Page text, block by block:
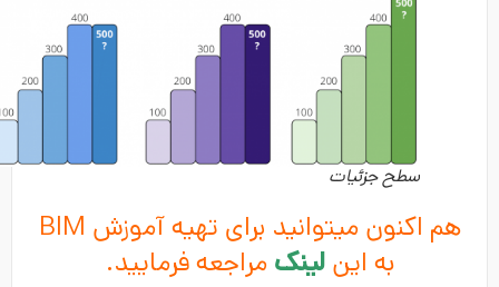
سطح جزئیات
هم اکنون میتوانید برای تهیه آموزش BIM
به اینلینکمراجعه فرمایید.